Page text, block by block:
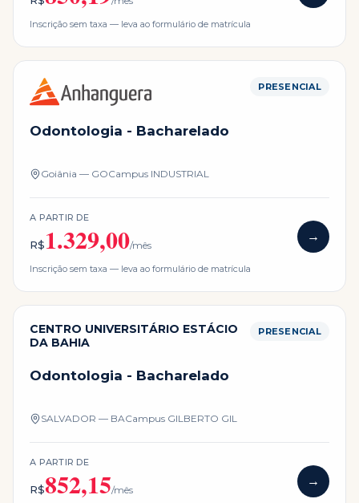
Inscrição sem taxa — leva ao formulário de matrícula
PRESENCIAL
Odontologia - Bacharelado
Goiânia — GOCampus INDUSTRIAL
A PARTIR DE
R$1.329,00/mês
→
Inscrição sem taxa — leva ao formulário de matrícula
CENTRO UNIVERSITÁRIO ESTÁCIO
DA BAHIA
PRESENCIAL
Odontologia - Bacharelado
SALVADOR — BACampus GILBERTO GIL
A PARTIR DE
R$852,15/mês
→